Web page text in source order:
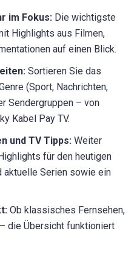
im Fokus: Die wichtigste
Highlights aus Filmen,
auf einen Blick.
Sortieren Sie das
(Sport, Nachrichten,
Sendergruppen – von
Kabel Pay TV.
und TV Tipps: Weiter
für den heutigen
aktuelle Serien sowie ein
Ob klassisches Fernsehen,
die Übersicht funktioniert